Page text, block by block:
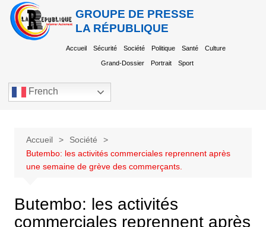
GROUPE DE PRESSE
LA RÉPUBLIQUE
Accueil Sécurité Société Politique Santé Culture
Grand-Dossier Portrait Sport
French
Accueil
Société
Butembo: les activités commerciales reprennent après
une semaine de grève des commerçants.
Butembo: les activités
commerciales reprennent après